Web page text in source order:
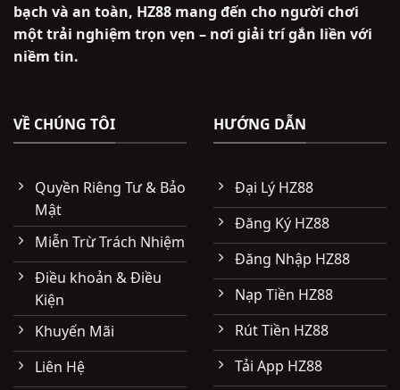
bạch và an toàn, HZ88 mang đến cho người chơi
một trải nghiệm trọn vẹn – nơi giải trí gắn liền với
niềm tin.
VỀ CHÚNG TÔI
Quyền Riêng Tư & Bảo
Mật
Miễn Trừ Trách Nhiệm
Điều khoản & Điều
Kiện
Khuyến Mãi
Liên Hệ
HƯỚNG DẪN
Đại Lý HZ88
Đăng Ký HZ88
Đăng Nhập HZ88
Nạp Tiền HZ88
Rút Tiền HZ88
Tải App HZ88